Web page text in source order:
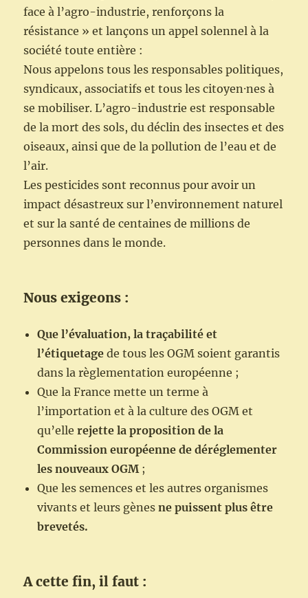
face à l’agro-industrie, renforçons la
résistance » et lançons un appel solennel à la
société toute entière :
Nous appelons tous les responsables politiques,
syndicaux, associatifs et tous les citoyen⸱nes à
se mobiliser. L’agro-industrie est responsable
de la mort des sols, du déclin des insectes et des
oiseaux, ainsi que de la pollution de l’eau et de
l’air.
Les pesticides sont reconnus pour avoir un
impact désastreux sur l’environnement naturel
et sur la santé de centaines de millions de
personnes dans le monde.
Nous exigeons :
Que l’évaluation, la traçabilité et
l’étiquetage de tous les OGM soient garantis
dans la règlementation européenne ;
Que la France mette un terme à
l’importation et à la culture des OGM et
qu’ellerejette la proposition de la
Commission européenne de déréglementer
les nouveaux OGM ;
Que les semences et les autres organismes
vivants et leurs gènesne puissent plus être
brevetés.
A cette fin, il faut :